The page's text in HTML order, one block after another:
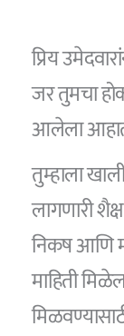
प्रिय
जर तुमचा
आलेला
तुम्हाला
लागणारी
निकष आणि
माहिती